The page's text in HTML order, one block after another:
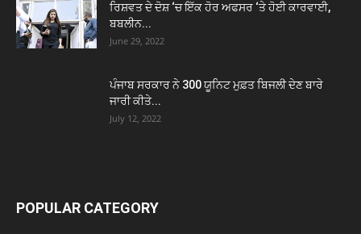
ਰਿਸ਼ਵਤ ਦੇ ਦੋਸ਼ ‘ਚ ਇੱਕ ਹੋਰ ਅਫਸਰ ‘ਤੇ ਹੋਈ ਕਾਰਵਾਈ,
ਬਬਲੀਨ...
June 29, 2022
ਪੰਜਾਬ ਸਰਕਾਰ ਨੇ 300 ਯੂਨਿਟ ਮੁਫ਼ਤ ਬਿਜਲੀ ਦੇਣ ਬਾਰੇ
ਜਾਰੀ ਕੀਤੇ...
July 12, 2022
POPULAR CATEGORY